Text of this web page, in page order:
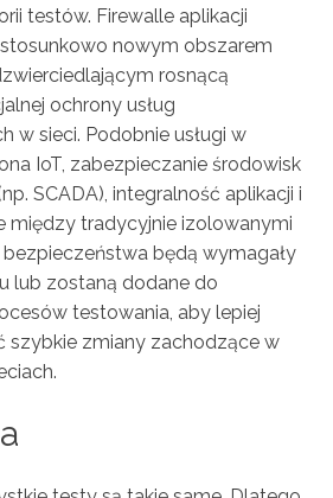
testów. Firewalle aplikacji
nowym obszarem
rosnącą
ochrony usług
w sieci. Podobnie usługi w
IoT, zabezpieczanie środowisk
SCADA), integralność aplikacji i
między tradycyjnie izolowanymi
będą wymagały
lub zostaną dodane do
testowania, aby lepiej
szybkie zmiany zachodzące w